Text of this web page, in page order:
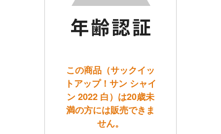
この商品（サックイッ
トアップ！サン シャイ
ン 2022 白）は20歳未
満の方には販売できま
せん。